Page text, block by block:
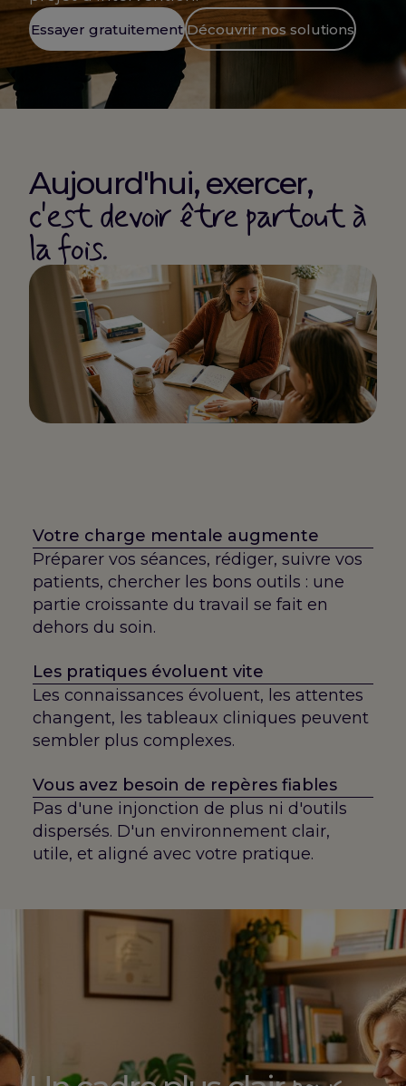
Essayer gratuitement Découvrir nos solutions
Aujourd'hui, exercer,
c'est devoir être partout à
la fois.
Votre charge mentale augmente
Préparer vos séances, rédiger, suivre vos
patients, chercher les bons outils : une
partie croissante du travail se fait en
dehors du soin.
Les pratiques évoluent vite
Les connaissances évoluent, les attentes
changent, les tableaux cliniques peuvent
sembler plus complexes.
Vous avez besoin de repères fiables
Pas d'une injonction de plus ni d'outils
dispersés. D'un environnement clair,
utile, et aligné avec votre pratique.